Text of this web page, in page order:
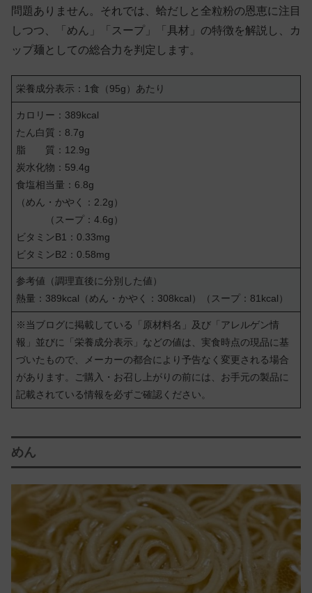
問題ありません。それでは、蛤だしと全粒粉の恩恵に注目
しつつ、「めん」「スープ」「具材」の特徴を解説し、カ
ップ麺としての総合力を判定します。
栄養成分表示：1食（95g）あたり
カロリー：389kcal
たん白質：8.7g
脂 質：12.9g
炭水化物：59.4g
食塩相当量：6.8g
（めん・かやく：2.2g）
（スープ：4.6g）
ビタミンB1：0.33mg
ビタミンB2：0.58mg
参考値（調理直後に分別した値）
熱量：389kcal（めん・かやく：308kcal）（スープ：81kcal）
※当ブログに掲載している「原材料名」及び「アレルゲン情
報」並びに「栄養成分表示」などの値は、実食時点の現品に基
づいたもので、メーカーの都合により予告なく変更される場合
があります。ご購入・お召し上がりの前には、お手元の製品に
記載されている情報を必ずご確認ください。
めん